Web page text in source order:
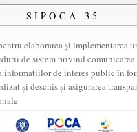
SIPOCA 35
elaborarea și implementarea
de sistem privind
informațiilor de interes public în
și deschis și asigurarea